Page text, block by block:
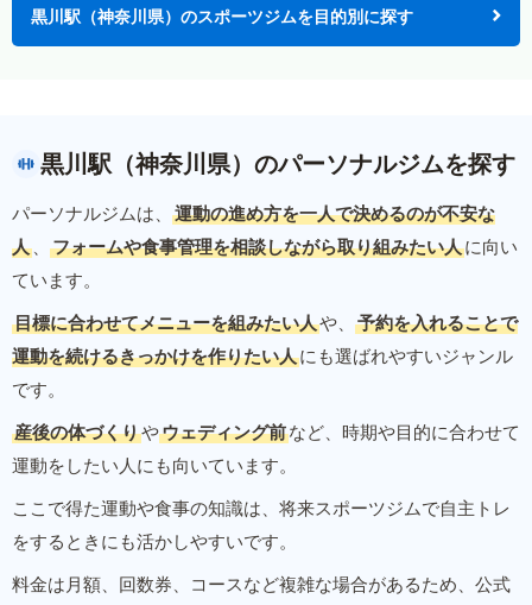
黒川駅（神奈川県）のスポーツジムを目的別に探す
黒川駅（神奈川県）のパーソナルジムを探す
パーソナルジムは、
運動の進め方を一人で決めるのが不安な
人 、 フォームや食事管理を相談しながら取り組みたい人に向い
ています。
目標に合わせてメニューを組みたい人や、
予約を入れることで
運動を続けるきっかけを作りたい人にも選ばれやすいジャンル
です。
産後の体づくりやウェディング前など、時期や目的に合わせて
運動をしたい人にも向いています。
ここで得た運動や食事の知識は、将来スポーツジムで自主トレ
をするときにも活かしやすいです。
料金は月額、回数券、コースなど複雑な場合があるため、公式